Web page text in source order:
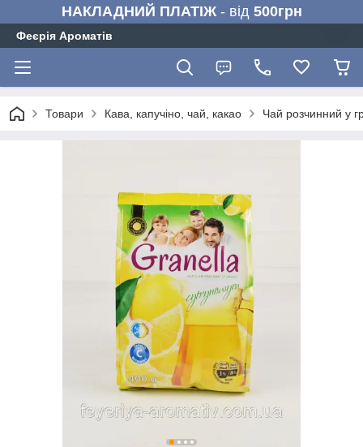
НАКЛАДНИЙ ПЛАТІЖ- від 500грн
Феєрія Ароматів
Товари Кава, капучіно, чай, какао Чай розчинний у